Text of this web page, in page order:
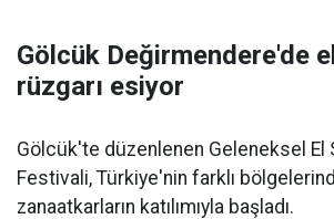
Gölcük Değirmendere'de
rüzgarı esiyor
Gölcük'te düzenlenen Geleneksel El
Festivali, Türkiye'nin farklı
zanaatkarların katılımıyla başladı.